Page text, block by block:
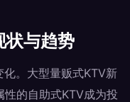
与趋势
。大型量贩式KTV新
的自助式KTV成为投